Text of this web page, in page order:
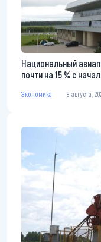
Национальный
почти на 15 % с
Экономика 8 августа,